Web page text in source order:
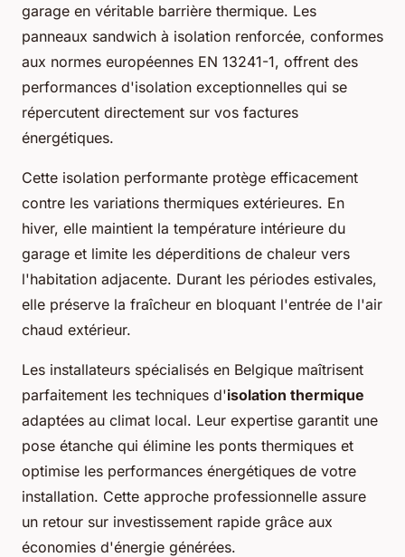
garage en véritable barrière thermique. Les
panneaux sandwich à isolation renforcée, conformes
aux normes européennes EN 13241-1, offrent des
performances d'isolation exceptionnelles qui se
répercutent directement sur vos factures
énergétiques.
Cette isolation performante protège efficacement
contre les variations thermiques extérieures. En
hiver, elle maintient la température intérieure du
garage et limite les déperditions de chaleur vers
l'habitation adjacente. Durant les périodes estivales,
elle préserve la fraîcheur en bloquant l'entrée de l'air
chaud extérieur.
Les installateurs spécialisés en Belgique maîtrisent
parfaitement les techniques d'isolation thermique
adaptées au climat local. Leur expertise garantit une
pose étanche qui élimine les ponts thermiques et
optimise les performances énergétiques de votre
installation. Cette approche professionnelle assure
un retour sur investissement rapide grâce aux
économies d'énergie générées.